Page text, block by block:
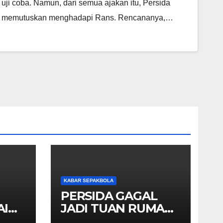
uji coba. Namun, dari semua ajakan itu, Persida
memutuskan menghadapi Rans. Rencananya,…
KABAR SEPAKBOLA
PERSIDA GAGAL
JADI TUAN RUMAH